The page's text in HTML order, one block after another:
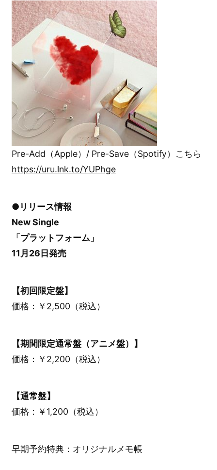
Pre-Add（Apple）/ Pre-Save（Spotify）こちら
https://uru.lnk.to/YUPhge
●リリース情報
New Single
「プラットフォーム」
11月26日発売
【初回限定盤】
価格：￥2,500（税込）
【期間限定通常盤（アニメ盤）】
価格：￥2,200（税込）
【通常盤】
価格：￥1,200（税込）
早期予約特典：オリジナルメモ帳